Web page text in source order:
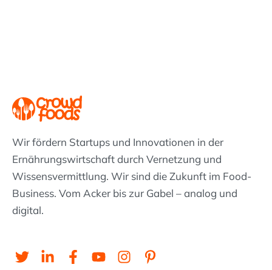
Wir fördern Startups und Innovationen in der
Ernährungswirtschaft durch Vernetzung und
Wissens­vermittlung. Wir sind die Zukunft im Food-
Business. Vom Acker bis zur Gabel – analog und
digital.
T L F Y I P